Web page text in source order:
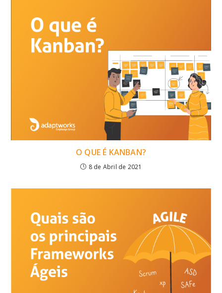
O QUE É KANBAN?
8 de Abril de 2021